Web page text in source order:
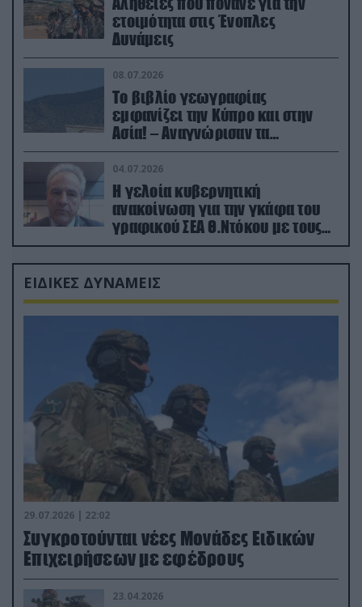
ετοιμότητα στις Ένοπλες
Δυνάμεις
08.07.2026
Το βιβλίο γεωγραφίας
εμφανίζει την Κύπρο και στην
Ασία! – Αναγνώρισαν τα
κατεχόμενα; (φωτο)
04.07.2026
Η γελοία κυβερνητική
ανακοίνωση για την γκάφα του
γραφικού ΣΕΑ Θ.Ντόκου με τους
Ρώσους φαρσέρ
ΕΙΔΙΚΕΣ ΔΥΝΑΜΕΙΣ
29.07.2026 | 22:02
Συγκροτούνται νέες Μονάδες Ειδικών
Επιχειρήσεων με εφέδρους
23.04.2026